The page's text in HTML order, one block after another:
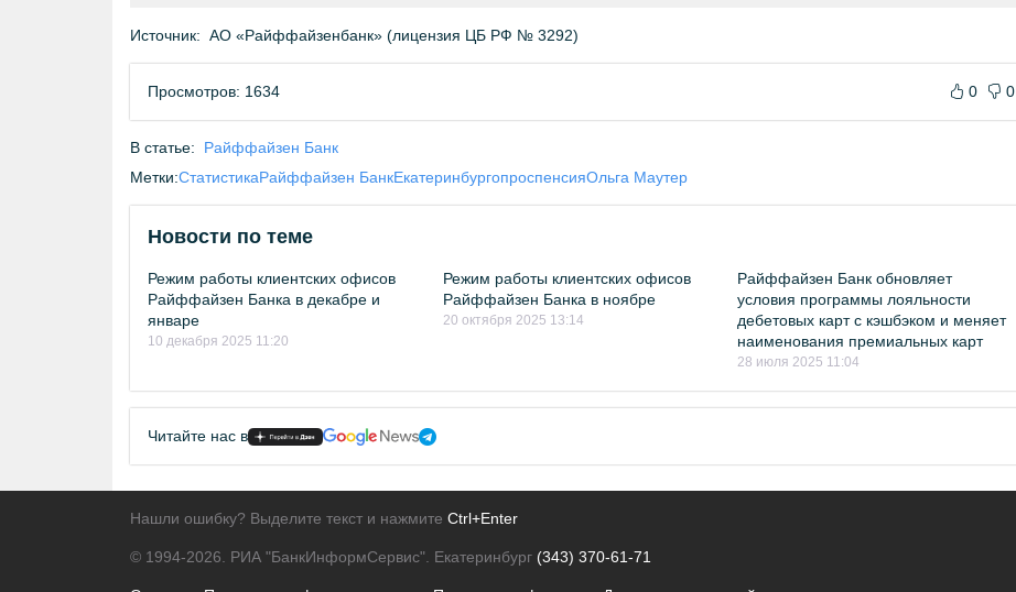
Источник: АО «Райффайзенбанк» (лицензия ЦБ РФ № 3292)
Просмотров: 1634 0 0
В статье:
Райффайзен Банк
Метки:СтатистикаРайффайзен БанкЕкатеринбургопроспенсияОльга Маутер
Новости по теме
Режим работы клиентских офисов
Райффайзен Банка в декабре и
январе
10 декабря 2025 11:20
Режим работы клиентских офисов
Райффайзен Банка в ноябре
20 октября 2025 13:14
Райффайзен Банк обновляет
условия программы лояльности
дебетовых карт с кэшбэком и меняет
наименования премиальных карт
28 июля 2025 11:04
Читайте нас в
Нашли ошибку? Выделите текст и нажмите Ctrl+Enter
© 1994-2026. РИА "БанкИнформСервис". Екатеринбург (343) 370-61-71